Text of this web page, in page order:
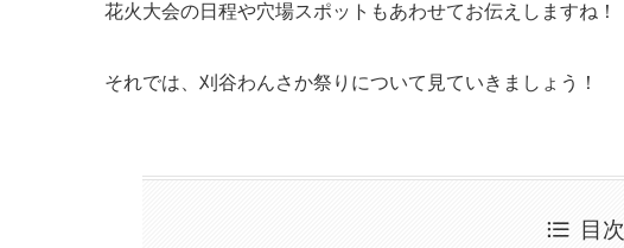
花火大会の日程や穴場スポットもあわせてお伝えしますね！
それでは、刈谷わんさか祭りについて見ていきましょう！
目次